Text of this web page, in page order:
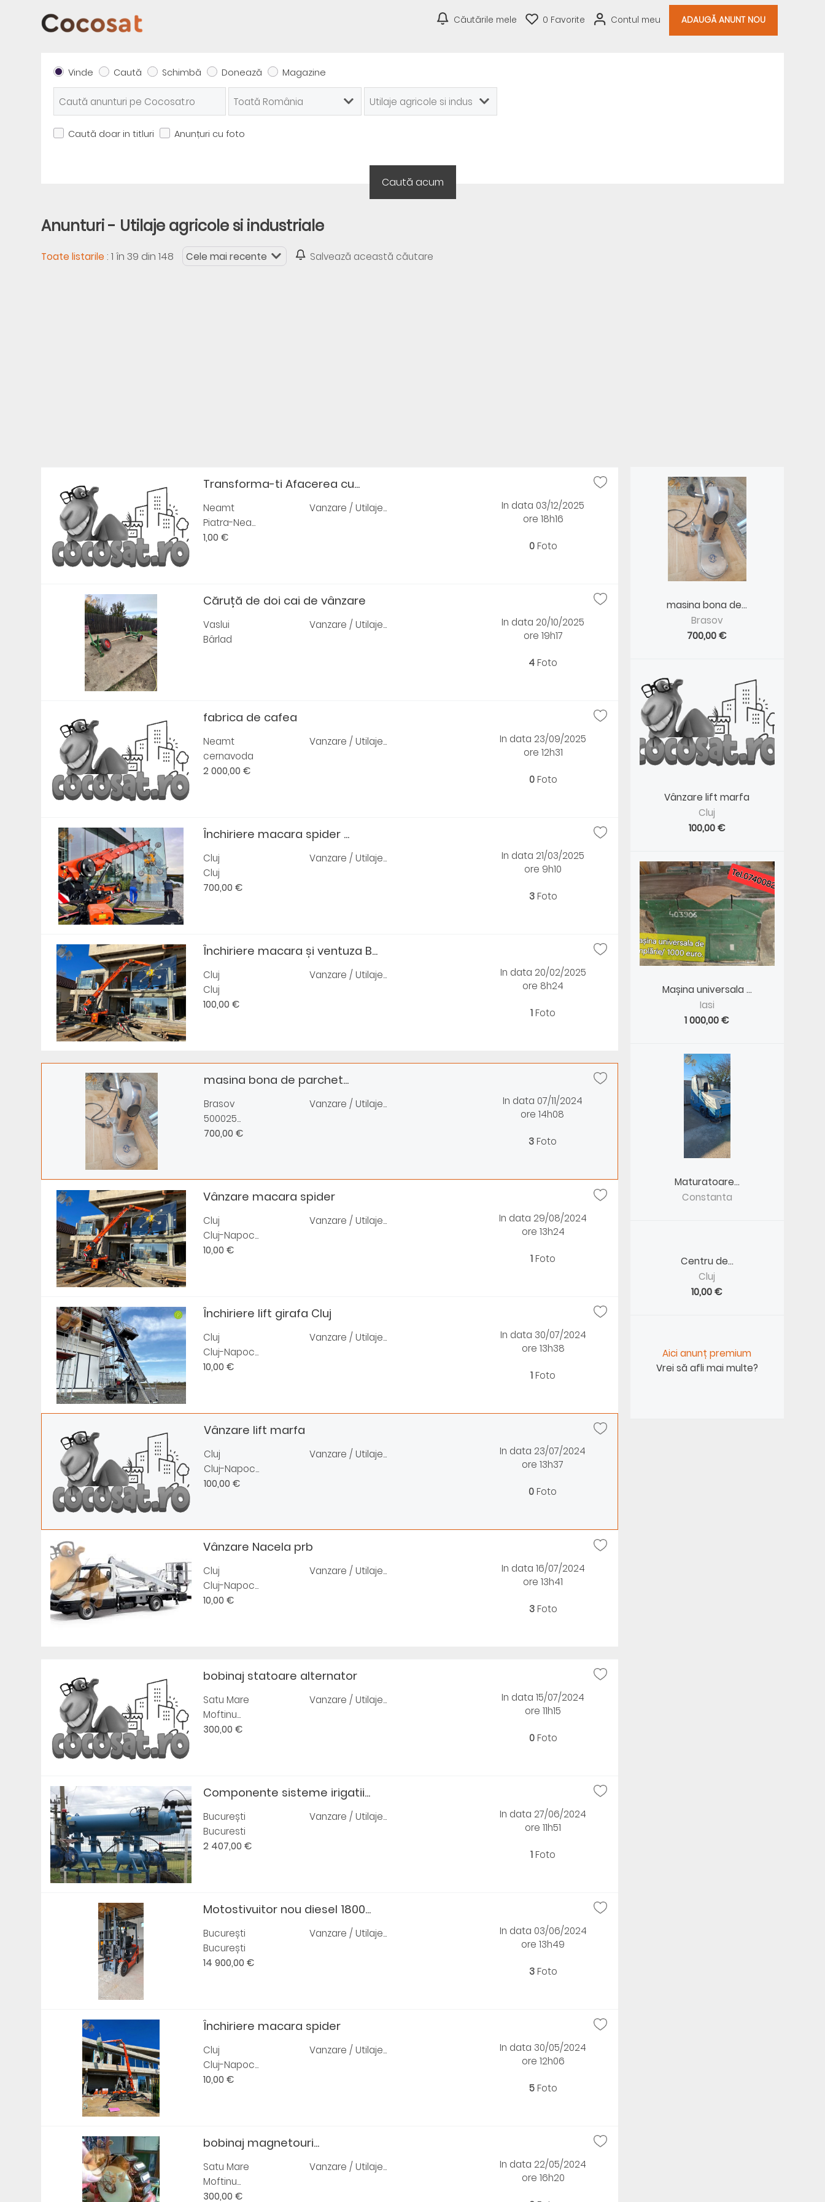
Căutările mele 0 Favorite Contul meu ADAUGĂ ANUNT NOU
Vinde Caută Schimbă Donează Magazine
Caută doar in titluri Anunțuri cu foto
Anunturi - Utilaje agricole si industriale
Toate listarile :1 în 39 din 148 Salvează această căutare
Transforma-ti Afacerea cu...
Neamt
Piatra-Nea...
1,00 €
Vanzare / Utilaje...
In data 03/12/2025
ore 18h16
0Foto
Căruță de doi cai de vânzare
Vaslui
Bârlad
Vanzare / Utilaje...
In data 20/10/2025
ore 19h17
4 Foto
fabrica de cafea
Neamt
cernavoda
2 000,00 €
Vanzare / Utilaje...
In data 23/09/2025
ore 12h31
0Foto
Închiriere macara spider ...
Cluj
Cluj
700,00 €
Vanzare / Utilaje...
In data 21/03/2025
ore 9h10
3Foto
Închiriere macara și ventuza B...
Cluj
Cluj
100,00 €
Vanzare / Utilaje...
In data 20/02/2025
ore 8h24
1 Foto
masina bona de parchet...
Brasov
500025...
700,00 €
Vanzare / Utilaje...
In data 07/11/2024
ore 14h08
3Foto
Vânzare macara spider
Cluj
Cluj-Napoc...
10,00 €
Vanzare / Utilaje...
In data 29/08/2024
ore 13h24
1 Foto
Închiriere lift girafa Cluj
Cluj
Cluj-Napoc...
10,00 €
Vanzare / Utilaje...
In data 30/07/2024
ore 13h38
1 Foto
Vânzare lift marfa
Cluj
Cluj-Napoc...
100,00 €
Vanzare / Utilaje...
In data 23/07/2024
ore 13h37
0Foto
Vânzare Nacela prb
Cluj
Cluj-Napoc...
10,00 €
Vanzare / Utilaje...
In data 16/07/2024
ore 13h41
3Foto
bobinaj statoare alternator
Satu Mare
Moftinu...
300,00 €
Vanzare / Utilaje...
In data 15/07/2024
ore 11h15
0Foto
Componente sisteme irigatii...
București
Bucuresti
2 407,00 €
Vanzare / Utilaje...
In data 27/06/2024
ore 11h51
1 Foto
Motostivuitor nou diesel 1800...
București
București
14 900,00 €
Vanzare / Utilaje...
In data 03/06/2024
ore 13h49
3Foto
Închiriere macara spider
Cluj
Cluj-Napoc...
10,00 €
Vanzare / Utilaje...
In data 30/05/2024
ore 12h06
5Foto
bobinaj magnetouri...
Satu Mare
Moftinu...
300,00 €
Vanzare / Utilaje...
In data 22/05/2024
ore 16h20
masina bona de...
Brasov
700,00 €
Vânzare lift marfa
Cluj
100,00 €
Mașina universala ...
Iasi
1 000,00 €
Maturatoare...
Constanta
Centru de...
Cluj
10,00 €
Aici anunț premium
Vrei să afli mai multe?